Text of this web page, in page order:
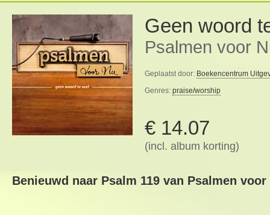
Geen woord
Psalmen voor
Geplaatst door: Boekencentrum
Genres: praise/worship
€ 14.07
(incl. album korting)
Benieuwd naar Psalm 119 van Psalmen voor